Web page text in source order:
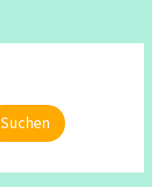
Suchen